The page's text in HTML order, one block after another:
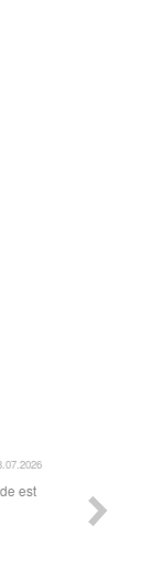
06.07.2026